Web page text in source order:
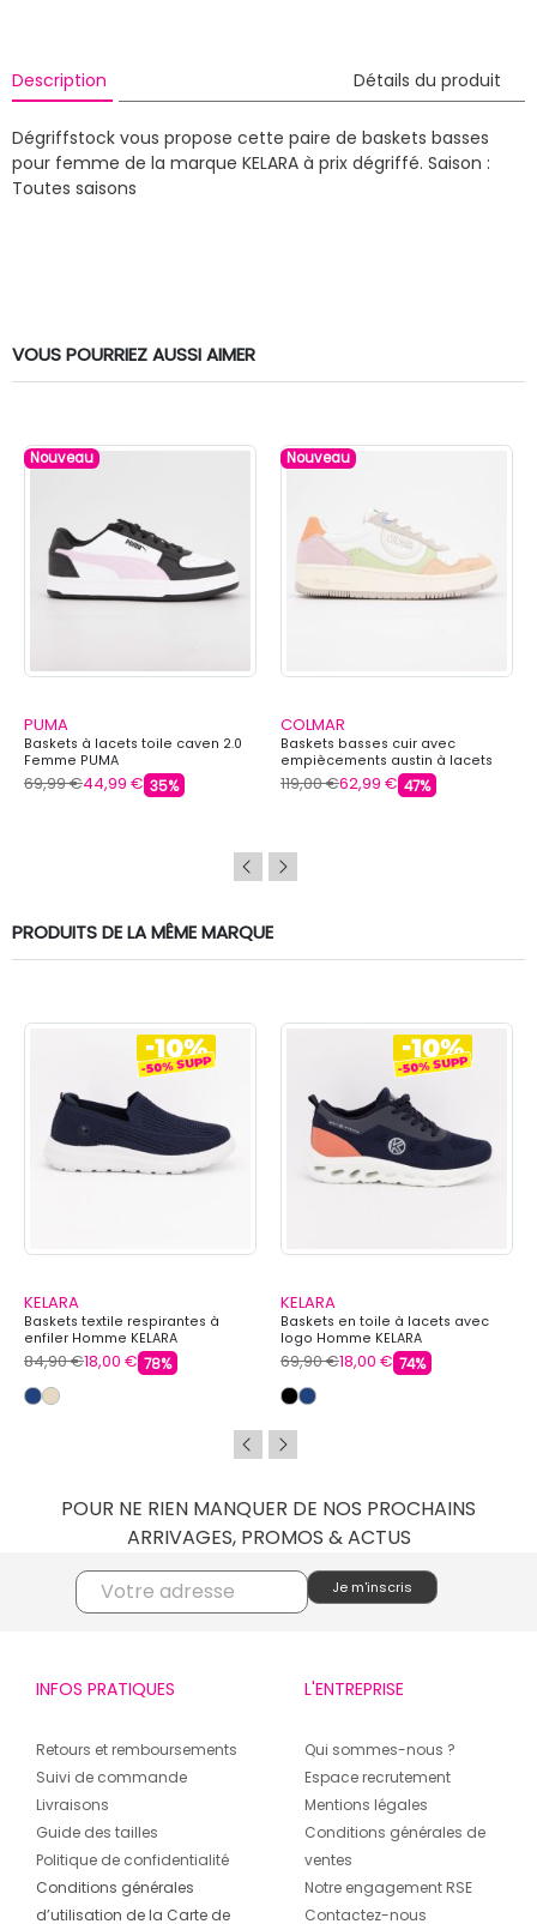
Description Détails du produit
Dégriffstock vous propose cette paire de baskets basses
pour femme de la marque KELARA à prix dégriffé. Saison :
Toutes saisons
VOUS POURRIEZ AUSSI AIMER
Nouveau
PUMA
Baskets à lacets toile caven 2.0
Femme PUMA
69,99 €44,99 € 35%
Nouveau
COLMAR
Baskets basses cuir avec
empiècements austin à lacets
Femme COLMAR
119,00 €62,99 € 47%
PRODUITS DE LA MÊME MARQUE
KELARA
Baskets textile respirantes à
enfiler Homme KELARA
84,90 €18,00 € 78%
KELARA
Baskets en toile à lacets avec
logo Homme KELARA
69,90 €18,00 € 74%
POUR NE RIEN MANQUER DE NOS PROCHAINS
ARRIVAGES, PROMOS & ACTUS
INFOS PRATIQUES
Retours et remboursements
Suivi de commande
Livraisons
Guide des tailles
Politique de confidentialité
Conditions générales
d’utilisation de la Carte de
L'ENTREPRISE
Qui sommes-nous ?
Espace recrutement
Mentions légales
Conditions générales de
ventes
Notre engagement RSE
Contactez-nous